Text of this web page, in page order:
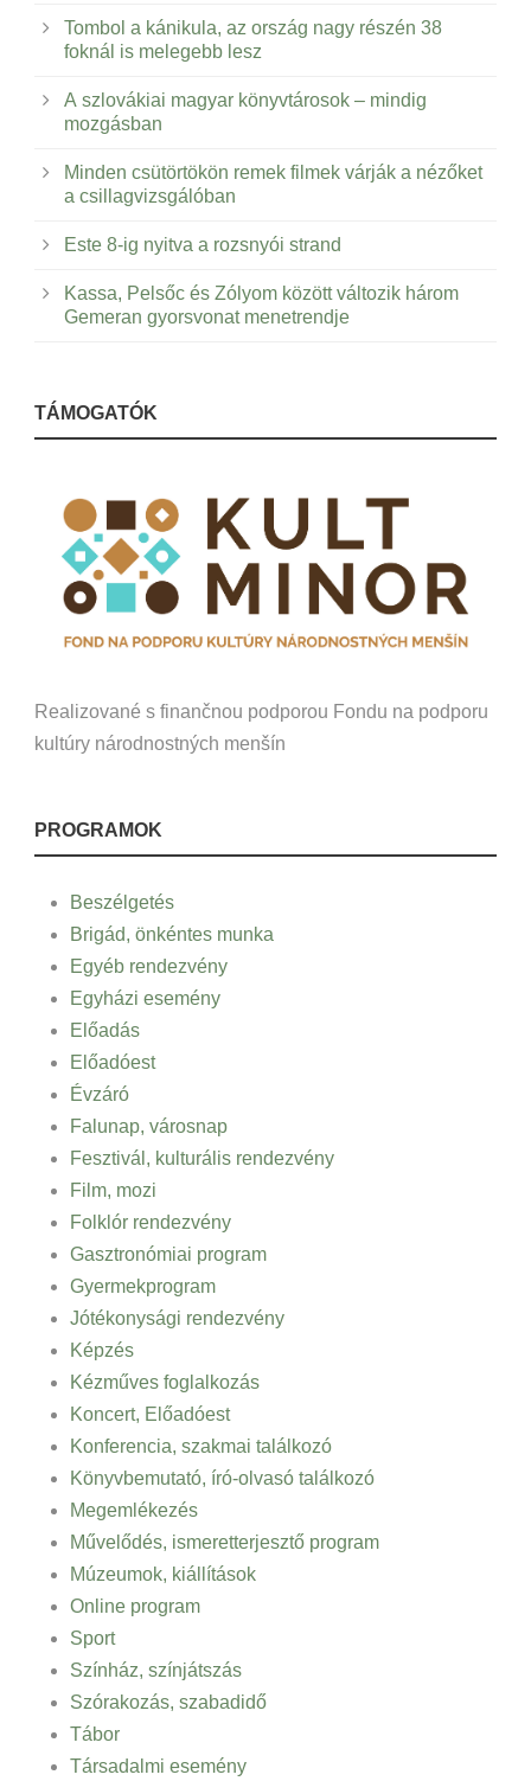
Tombol a kánikula, az ország nagy részén 38
foknál is melegebb lesz
A szlovákiai magyar könyvtárosok – mindig
mozgásban
Minden csütörtökön remek filmek várják a nézőket
a csillagvizsgálóban
Este 8-ig nyitva a rozsnyói strand
Kassa, Pelsőc és Zólyom között változik három
Gemeran gyorsvonat menetrendje
TÁMOGATÓK
Realizované s finančnou podporou Fondu na podporu
kultúry národnostných menšín
PROGRAMOK
Beszélgetés
Brigád, önkéntes munka
Egyéb rendezvény
Egyházi esemény
Előadás
Előadóest
Évzáró
Falunap, városnap
Fesztivál, kulturális rendezvény
Film, mozi
Folklór rendezvény
Gasztronómiai program
Gyermekprogram
Jótékonysági rendezvény
Képzés
Kézműves foglalkozás
Koncert, Előadóest
Konferencia, szakmai találkozó
Könyvbemutató, író-olvasó találkozó
Megemlékezés
Művelődés, ismeretterjesztő program
Múzeumok, kiállítások
Online program
Sport
Színház, színjátszás
Szórakozás, szabadidő
Tábor
Társadalmi esemény